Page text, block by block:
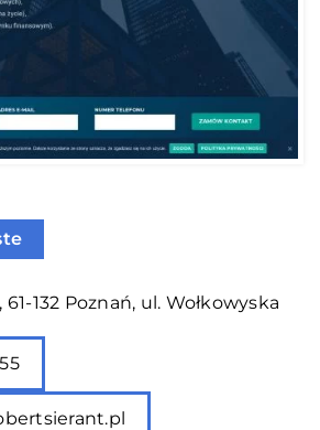
132 Poznań, ul. Wołkowyska